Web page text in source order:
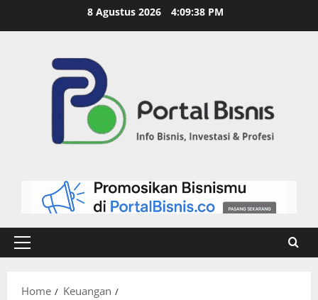
8 Agustus 2026 4:09:39 PM
Home
Keuangan